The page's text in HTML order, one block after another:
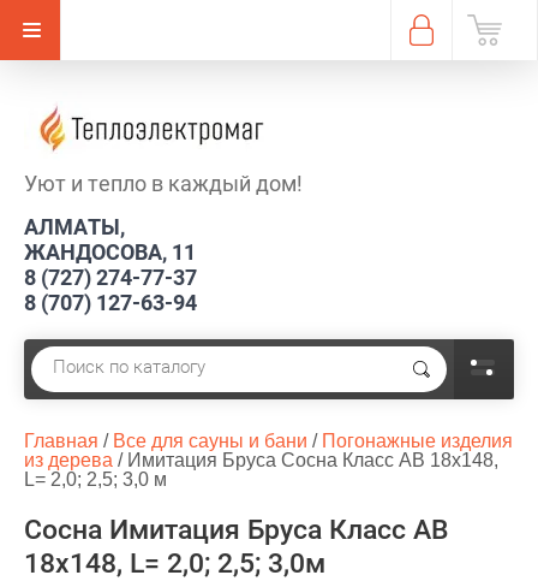
Уют и тепло в каждый дом!
АЛМАТЫ,
ЖАНДОСОВА, 11
8 (727) 274-77-37
8 (707) 127-63-94
Главная / Все для сауны и бани / Погонажные изделия
из дерева / Имитация Бруса Сосна Класс АВ 18х148,
L= 2,0; 2,5; 3,0 м
Сосна Имитация Бруса Класс АВ
18х148, L= 2,0; 2,5; 3,0м